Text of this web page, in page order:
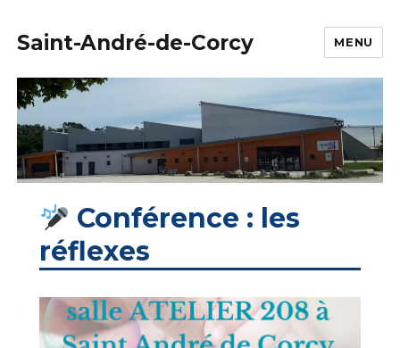
Saint-André-de-Corcy MENU
Conférence : les
réflexes